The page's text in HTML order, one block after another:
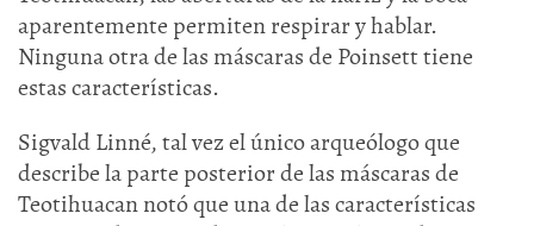
aparentemente permiten respirar y hablar.
Ninguna otra de las máscaras de Poinsett tiene
estas características.
Sigvald Linné, tal vez el único arqueólogo que
describe la parte posterior de las máscaras de
Teotihuacan notó que una de las características